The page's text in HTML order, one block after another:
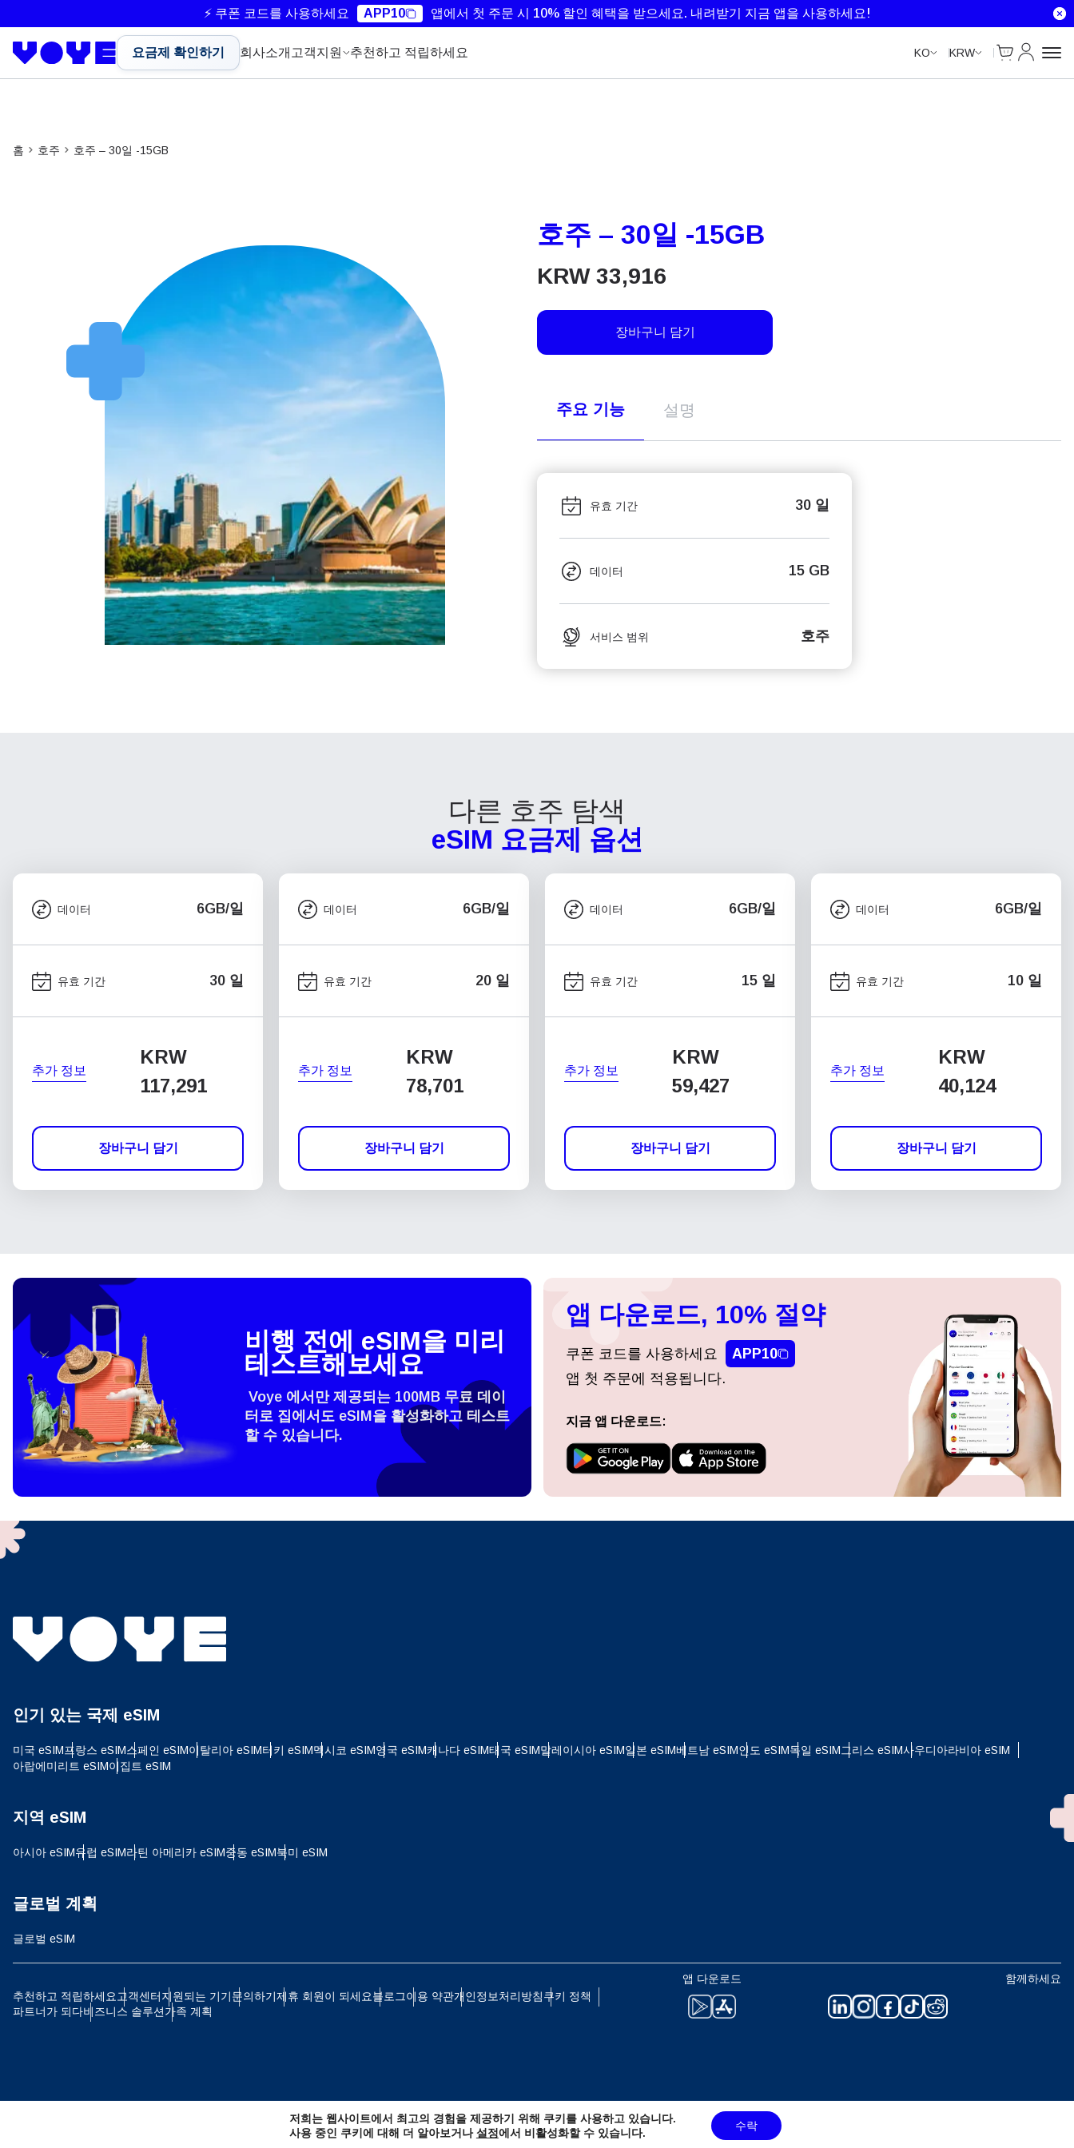
⚡ 쿠폰 코드를 사용하세요 APP10 앱에서 첫 주문 시 10% 할인 혜택을 받으세요. 내려받기 지금 앱을 사용하세요!
요금제 확인하기 회사소개 고객지원 추천하고 적립하세요 KO KRW
Cart
내 계정
홈 호주 호주 – 30일 -15GB
호주 – 30일 -15GB
KRW33,916
장바구니 담기
주요 기능 설명
유효 기간 30 일
데이터 15 GB
서비스 범위 호주
다른 호주 탐색
eSIM 요금제 옵션
데이터 6GB/일
유효 기간 30 일
추가 정보
KRW
117,291
장바구니 담기
데이터 6GB/일
유효 기간 20 일
추가 정보
KRW
78,701
장바구니 담기
데이터 6GB/일
유효 기간 15 일
추가 정보
KRW
59,427
장바구니 담기
데이터 6GB/일
유효 기간 10 일
추가 정보
KRW
40,124
장바구니 담기
How do I get my eSim?
To get your eSIM, start by checking if your device supports eSIM
technology. Then, contact your mobile carrier to request an eSIM activation.
or enter in your device settings. Once activated, you can enjoy the benefits
비행 전에 eSIM을 미리
테스트해보세요
Voye 에서만 제공되는 100MB 무료 데이
터로 집에서도 eSIM을 활성화하고 테스트
할 수 있습니다.
앱 다운로드, 10% 절약
쿠폰 코드를 사용하세요
APP10
앱 첫 주문에 적용됩니다.
지금 앱 다운로드:
인기 있는 국제 eSIM
미국 eSIM프랑스 eSIM스페인 eSIM이탈리아 eSIM터키 eSIM멕시코 eSIM영국 eSIM캐나다 eSIM태국 eSIM말레이시아 eSIM일본 eSIM베트남 eSIM인도 eSIM독일 eSIM그리스 eSIM사우디아라비아 eSIM
아랍에미리트 eSIM이집트 eSIM
지역 eSIM
아시아 eSIM유럽 ​​eSIM라틴 아메리카 eSIM중동 eSIM북미 eSIM
글로벌 계획
글로벌 eSIM
추천하고 적립하세요고객센터지원되는 기기문의하기제휴 회원이 되세요블로그이용 약관개인정보처리방침쿠키 정책
파트너가 되다비즈니스 솔루션가족 계획
앱 다운로드 함께하세요
English Español
Polski Português
简体中文 繁體中文
CHF - 스위스 프랑 NZD - 뉴질랜드 달러
로그인 또는 회원가입
계정을 계속 이용하거나 몇 초 만에 새로 만드세요.
저희는 웹사이트에서 최고의 경험을 제공하기 위해 쿠키를 사용하고 있습니다.
사용 중인 쿠키에 대해 더 알아보거나설정에서 비활성화할 수 있습니다.
수락